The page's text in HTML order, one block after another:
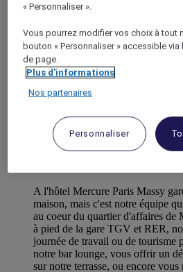
MASSY, France
A l'hôtel Mercure Paris Massy
maison, mais c'est notre équipe
au coeur du quartier d'affaires de
à pied de la gare TGV et RER,
journée de travail ou de tourisme
notre bar lounge, vous offrir un
sur notre terrasse, ou encore
« Personnaliser ».
Vous pourrez modifier vos choix à tout
bouton « Personnaliser » accessible
de page.
Plus d'informations
Nos partenaires
Personnaliser